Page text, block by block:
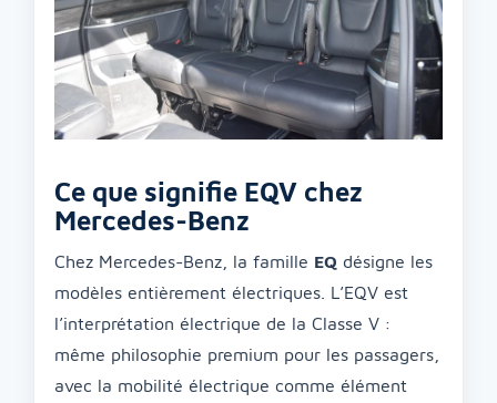
Ce que signifie EQV chez
Mercedes-Benz
Chez Mercedes-Benz, la famille EQ désigne les
modèles entièrement électriques. L’EQV est
l’interprétation électrique de la Classe V :
même philosophie premium pour les passagers,
avec la mobilité électrique comme élément